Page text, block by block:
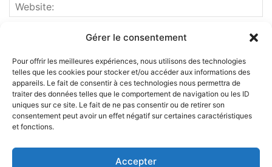
Gérer le consentement
Pour offrir les meilleures expériences, nous utilisons des technologies
telles que les cookies pour stocker et/ou accéder aux informations des
appareils. Le fait de consentir à ces technologies nous permettra de
traiter des données telles que le comportement de navigation ou les ID
uniques sur ce site. Le fait de ne pas consentir ou de retirer son
consentement peut avoir un effet négatif sur certaines caractéristiques
et fonctions.
Accepter
ABOUT US